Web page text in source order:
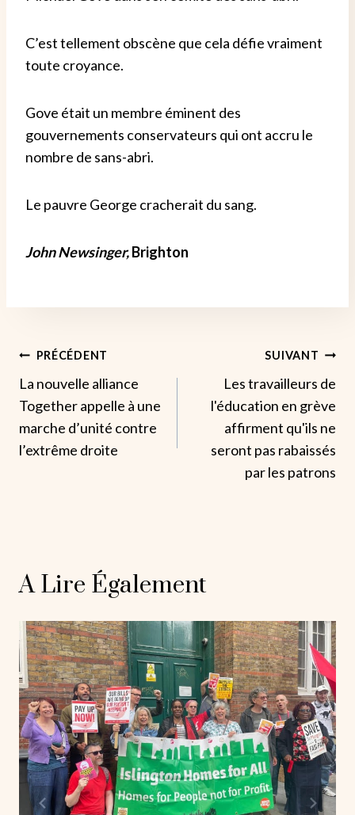
C’est tellement obscène que cela défie vraiment
toute croyance.
Gove était un membre éminent des
gouvernements conservateurs qui ont accru le
nombre de sans-abri.
Le pauvre George cracherait du sang.
John Newsinger,Brighton
Navigation
De
L’article
PRÉCÉDENT
La nouvelle alliance
Together appelle à une
marche d’unité contre
l’extrême droite
SUIVANT
Les travailleurs de
l'éducation en grève
affirment qu'ils ne
seront pas rabaissés
par les patrons
A Lire Également